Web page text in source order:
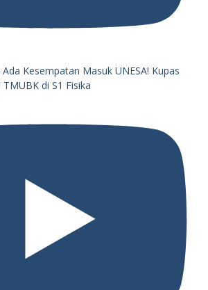
Kesempatan Masuk UNESA! Kupas
di S1 Fisika